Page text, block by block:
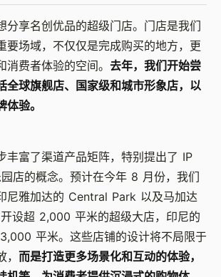
分享名创优品的超级门店。门店是我们
要场域，不仅仅是完成购买的地方，更
费者体验的空间。 去年，我们开始尝
全球旗舰店、国家级和城市形象店，以
验。
丰富了渠道产品矩阵，特别提出了 IP
店的概念。预计在今年 8 月份，我们
尼雅加达的 Central Park 以及马加达
设超 2,000 平米的超级大店，印尼的
平米。这些店铺的设计将不局限于
而是打造更多场景化和互动的体验，